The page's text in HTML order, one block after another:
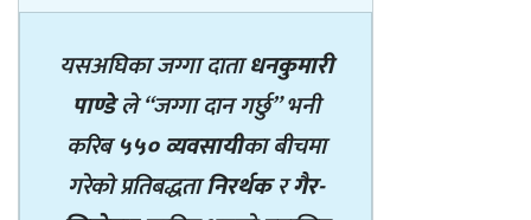
यसअघिका जग्गा दाताधनकुमारी
पाण्डेले “जग्गा दान गर्छु” भनी
करिब५५० व्यवसायीका बीचमा
गरेको प्रतिबद्धतानिरर्थकरगैर-